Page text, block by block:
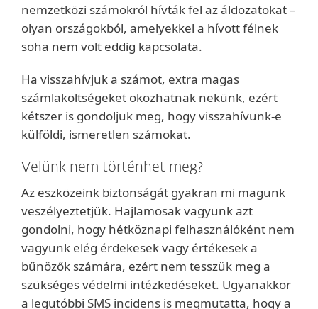
nemzetközi számokról hívták fel az áldozatokat –
olyan országokból, amelyekkel a hívott félnek
soha nem volt eddig kapcsolata.
Ha visszahívjuk a számot, extra magas
számlaköltségeket okozhatnak nekünk, ezért
kétszer is gondoljuk meg, hogy visszahívunk-e
külföldi, ismeretlen számokat.
Velünk nem történhet meg?
Az eszközeink biztonságát gyakran mi magunk
veszélyeztetjük. Hajlamosak vagyunk azt
gondolni, hogy hétköznapi felhasználóként nem
vagyunk elég érdekesek vagy értékesek a
bűnözők számára, ezért nem tesszük meg a
szükséges védelmi intézkedéseket. Ugyanakkor
a legutóbbi SMS incidens is megmutatta, hogy a